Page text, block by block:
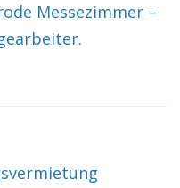
Messezimmer –